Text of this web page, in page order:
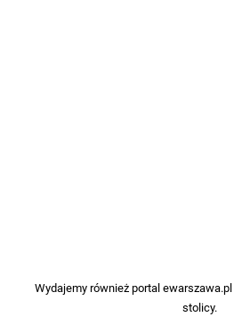
Wydajemy również portalewarszawa.pl
stolicy.